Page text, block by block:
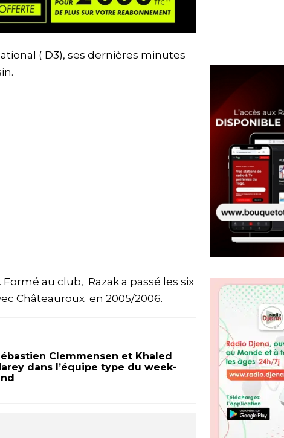
( D3), ses dernières minutes
au club, Razak a passé les six
Châteauroux en 2005/2006.
Clemmensen et Khaled
dans l’équipe type du week-